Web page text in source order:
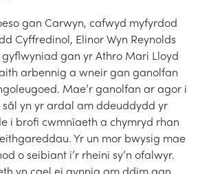
gan Carwyn, cafwyd myfyrdod
Cyffredinol, Elinor Wyn Reynolds
gan yr Athro Mari Lloyd
arbennig a wneir gan ganolfan
Mae’r ganolfan ar agor i
yn yr ardal am ddeuddydd yr
i brofi cwmnïaeth a chymryd rhan
Yr un mor bwysig mae
o seibiant i’r rheini sy’n ofalwyr.
yn cael ei gynnig am ddim gan